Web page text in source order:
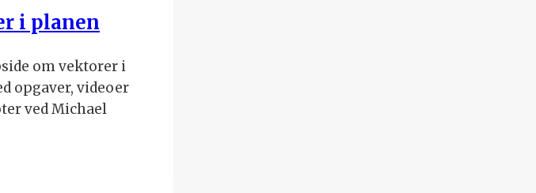
i planen
om vektorer i
opgaver, videoer
ved Michael